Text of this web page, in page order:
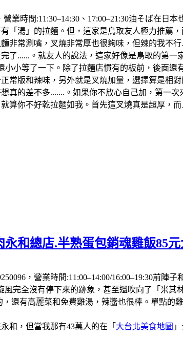
業時間:11:30–14:30、17:00–21:30油そば在
「湯」的拉麵。但，這家是鳥取友人極力推薦
非常涮嘴，叉燒非常厚也很夠味，但辣的我不
了......。就友人的說法，這家好像是鳥取的第
小等了一下。除了拉麵店慣有的板前，後面
常版和辣味，另外就是叉燒加量，選擇算是相
真的差不多.......。如果你不放心自己加，第一
算你不好乾拉麵如我。首先這叉燒真是超厚，
永和總店.半熟蛋包銷魂雞飯85
，營業時間:11:00–14:00/16:00–19:30前
完全沒有停下來的跡象，甚至還吹向了「米其
還有高麗菜和免費雞湯，辣醬也很棒。單點
和，但當我那有43萬人的在「 大台北美食地圖